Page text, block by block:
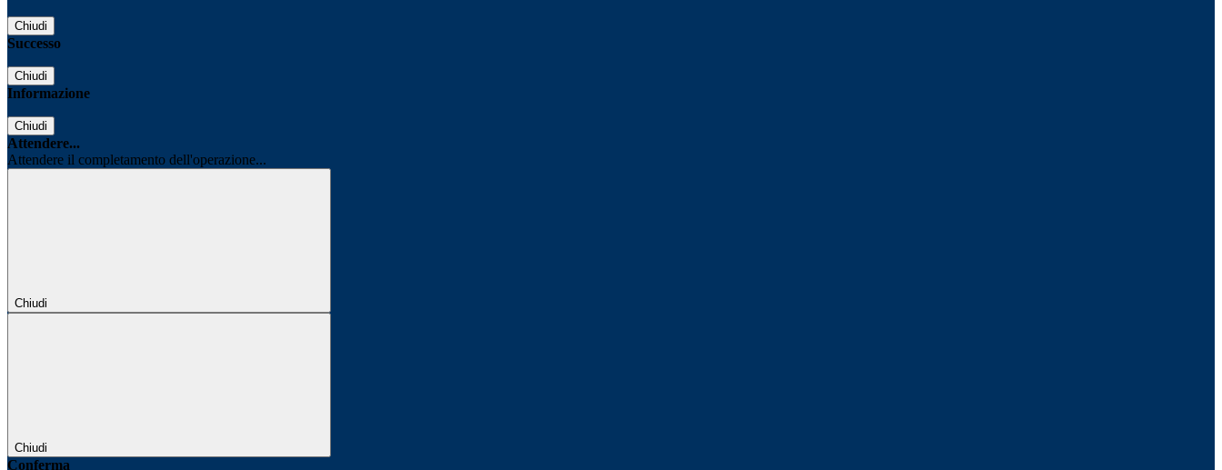
Chiudi
Successo
Chiudi
Informazione
Chiudi
Attendere...
Attendere il completamento dell'operazione...
Chiudi
Chiudi
Conferma